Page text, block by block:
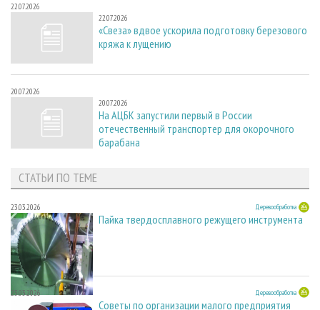
22.07.2026
22.07.2026
«Свеза» вдвое ускорила подготовку березового
кряжа к лущению
20.07.2026
20.07.2026
На АЦБК запустили первый в России
отечественный транспортер для окорочного
барабана
СТАТЬИ ПО ТЕМЕ
23.03.2026 Деревообработка
Пайка твердосплавного режущего инструмента
23.03.2026 Деревообработка
Советы по организации малого предприятия